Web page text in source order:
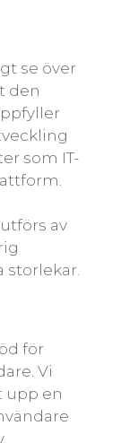
se över
den
som IT-
av
storlekar.
för
Vi
upp en